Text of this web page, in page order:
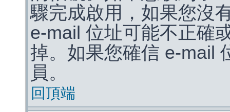
驟完成啟用，如果您沒
e-mail 位址可能不正確
掉。如果您確信 e-mail
員。
回頂端